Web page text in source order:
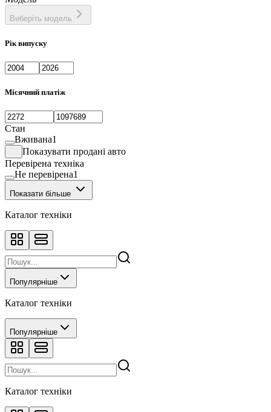
Виберіть модель
Рік випуску
Місячний платіж
Стан
Вживана1
Показувати продані авто
Перевірена техніка
Не перевірена1
Показати більше
Каталог техніки
Популярніше
Каталог техніки
Популярніше
Каталог техніки